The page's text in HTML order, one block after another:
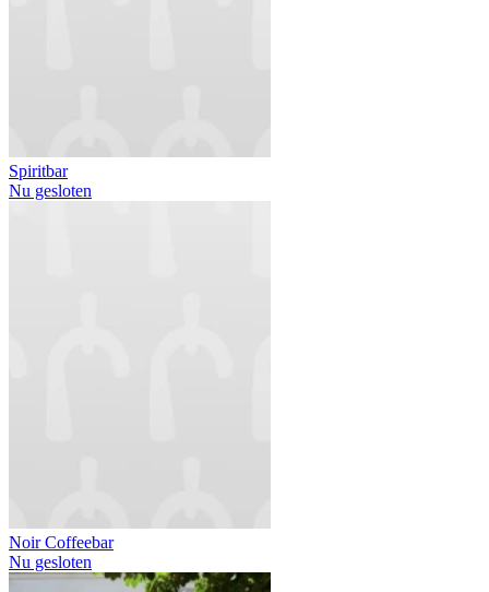
Spiritbar
Nu gesloten
Noir Coffeebar
Nu gesloten